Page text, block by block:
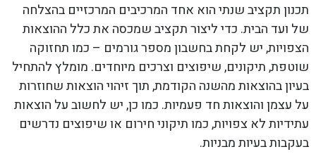
תכנון תקציב שנתי הוא אחד המרכיבים המרכזיים בהצלחה
של ועד הבית. כדי ליצור תקציב שמכסה את כלל ההוצאות
הצפויות, יש לקחת בחשבון מספר גורמים – כמו תחזוקה
שוטפת, תיקונים, שיפוצים וצרכים מיוחדים. מומלץ להתחיל
בעיון בהוצאות מהשנה הקודמת, תוך זיהוי הוצאות שחוזרות
על עצמן והוצאות חד פעמיות. כמו כן, יש לחשוב על הוצאות
עתידיות לא צפויות, כמו תיקוני חירום או שיפוצים נדרשים
בעקבות בעיות מבניות.